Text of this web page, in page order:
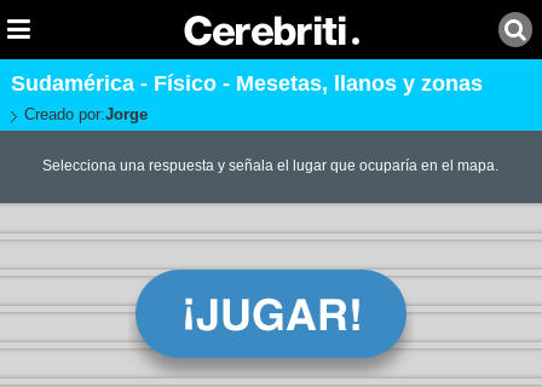
Sudamérica - Físico - Mesetas, llanos y zonas
Creado por:Jorge
Selecciona una respuesta y señala el lugar que ocuparía en el mapa.